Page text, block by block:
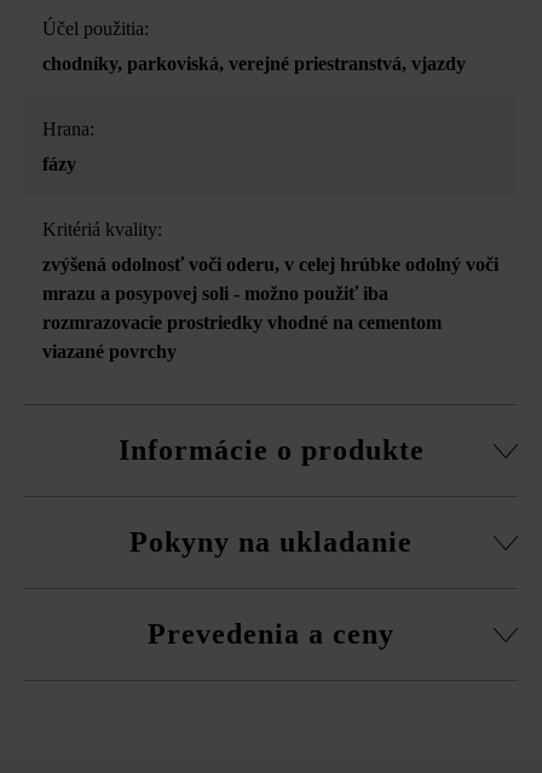
Účel použitia:
chodníky, parkoviská, verejné priestranstvá, vjazdy
Hrana:
fázy
Kritériá kvality:
zvýšená odolnosť voči oderu, v celej hrúbke odolný voči
mrazu a posypovej soli - možno použiť iba
rozmrazovacie prostriedky vhodné na cementom
viazané povrchy
Informácie o produkte
Dodržujte prosím pokyny na inštaláciu a technické listy
Pokyny na ukladanie
z viacerých paliet a vrstiev, aby ste získali prirodzenú,
Prevedenia a ceny